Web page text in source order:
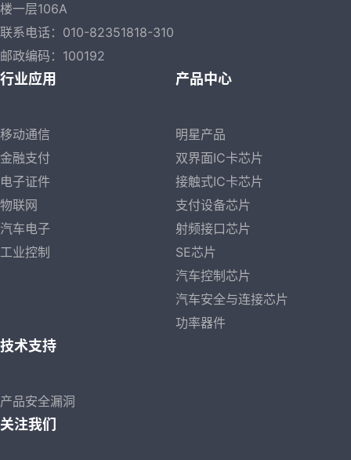
楼一层106A
联系电话：010-82351818-310
邮政编码：100192
行业应用
移动通信
金融支付
电子证件
物联网
汽车电子
工业控制
产品中心
明星产品
双界面IC卡芯片
接触式IC卡芯片
支付设备芯片
射频接口芯片
SE芯片
汽车控制芯片
汽车安全与连接芯片
功率器件
技术支持
产品安全漏洞
关注我们